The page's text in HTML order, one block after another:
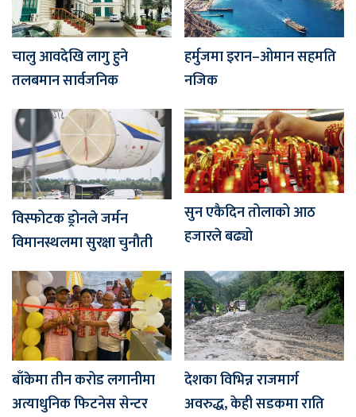
चालु आवदेखि लागु हुने
तलबमान सार्वजनिक
हर्मुजमा इरान–ओमान सहमति
नजिक
विस्फोटक ड्रोनले जर्मन
विमानस्थलमा सुरक्षा चुनौती
सुन एकैदिन तोलाको आठ
हजारले बढ्यो
बाँकेमा तीन करोड लगानीमा
अत्याधुनिक फिटनेस सेन्टर
देशका विभिन्न राजमार्ग
अवरुद्ध, केही सडकमा राति